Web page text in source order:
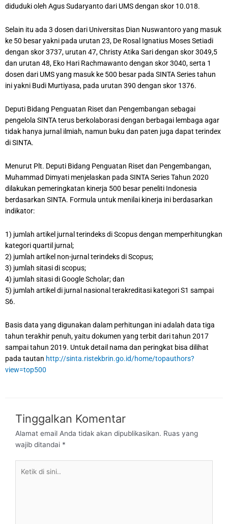
diduduki oleh Agus Sudaryanto dari UMS dengan skor 10.018.
Selain itu ada 3 dosen dari Universitas Dian Nuswantoro yang masuk
ke 50 besar yakni pada urutan 23, De Rosal Ignatius Moses Setiadi
dengan skor 3737, urutan 47, Christy Atika Sari dengan skor 3049,5
dan urutan 48, Eko Hari Rachmawanto dengan skor 3040, serta 1
dosen dari UMS yang masuk ke 500 besar pada SINTA Series tahun
ini yakni Budi Murtiyasa, pada urutan 390 dengan skor 1376.
Deputi Bidang Penguatan Riset dan Pengembangan sebagai
pengelola SINTA terus berkolaborasi dengan berbagai lembaga agar
tidak hanya jurnal ilmiah, namun buku dan paten juga dapat terindex
di SINTA.
Menurut Plt. Deputi Bidang Penguatan Riset dan Pengembangan,
Muhammad Dimyati menjelaskan pada SINTA Series Tahun 2020
dilakukan pemeringkatan kinerja 500 besar peneliti Indonesia
berdasarkan SINTA. Formula untuk menilai kinerja ini berdasarkan
indikator:
1) jumlah artikel jurnal terindeks di Scopus dengan memperhitungkan
kategori quartil jurnal;
2) jumlah artikel non-jurnal terindeks di Scopus;
3) jumlah sitasi di scopus;
4) jumlah sitasi di Google Scholar; dan
5) jumlah artikel di jurnal nasional terakreditasi kategori S1 sampai
S6.
Basis data yang digunakan dalam perhitungan ini adalah data tiga
tahun terakhir penuh, yaitu dokumen yang terbit dari tahun 2017
sampai tahun 2019. Untuk detail nama dan peringkat bisa dilihat
pada tautan http://sinta.ristekbrin.go.id/home/topauthors?
view=top500
Tinggalkan Komentar
Alamat email Anda tidak akan dipublikasikan. Ruas yang
wajib ditandai *